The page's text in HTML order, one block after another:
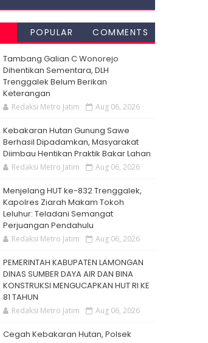
POPULAR COMMENTS
Tambang Galian C Wonorejo
Dihentikan Sementara, DLH
Trenggalek Belum Berikan
Keterangan
Redaksi Metro Jatim Aug 06, 2026
Kebakaran Hutan Gunung Sawe
Berhasil Dipadamkan, Masyarakat
Diimbau Hentikan Praktik Bakar Lahan
Redaksi Metro Jatim Aug 06, 2026
Menjelang HUT ke-832 Trenggalek,
Kapolres Ziarah Makam Tokoh
Leluhur: Teladani Semangat
Perjuangan Pendahulu
Redaksi Metro Jatim Aug 06, 2026
PEMERINTAH KABUPATEN LAMONGAN
DINAS SUMBER DAYA AIR DAN BINA
KONSTRUKSI MENGUCAPKAN HUT RI KE
81 TAHUN
Redaksi Metro Jatim Aug 06, 2026
Cegah Kebakaran Hutan, Polsek